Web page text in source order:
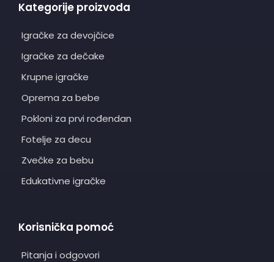
Kategorije proizvoda
Igračke za devojčice
Igračke za dečake
Krupne igračke
Oprema za bebe
Pokloni za prvi rođendan
Fotelje za decu
Zvečke za bebu
Edukativne igračke
Korisnička pomoć
Pitanja i odgovori